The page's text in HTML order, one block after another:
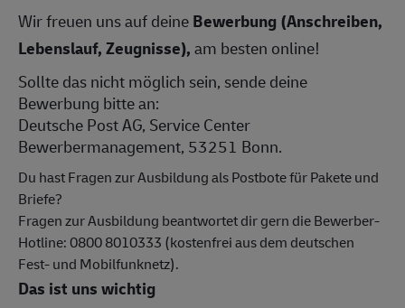
Wir freuen uns auf deineBewerbung (Anschreiben,
Lebenslauf, Zeugnisse),am besten online!
Sollte das nicht möglich sein, sende deine
Bewerbung bitte an:
Deutsche Post AG, Service Center
Bewerbermanagement, 53251 Bonn.
Du hast Fragen zur Ausbildung als Postbote für Pakete und
Briefe?
Fragen zur Ausbildung beantwortet dir gern die Bewerber-
Hotline: 0800 8010333 (kostenfrei aus dem deutschen
Fest- und Mobilfunknetz).
Das ist uns wichtig